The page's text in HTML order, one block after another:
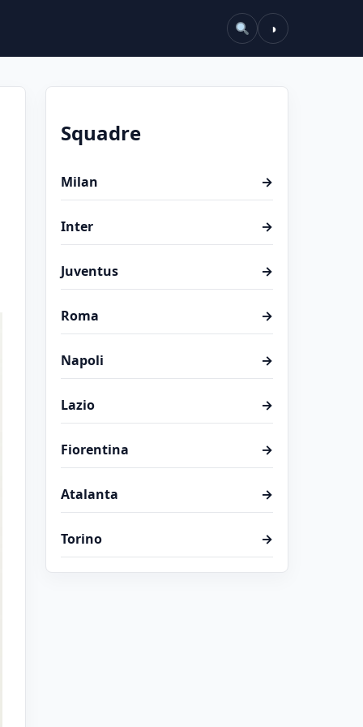
◑
Squadre
Milan →
Inter →
Juventus →
Roma →
Napoli →
Lazio →
Fiorentina →
Atalanta →
Torino →